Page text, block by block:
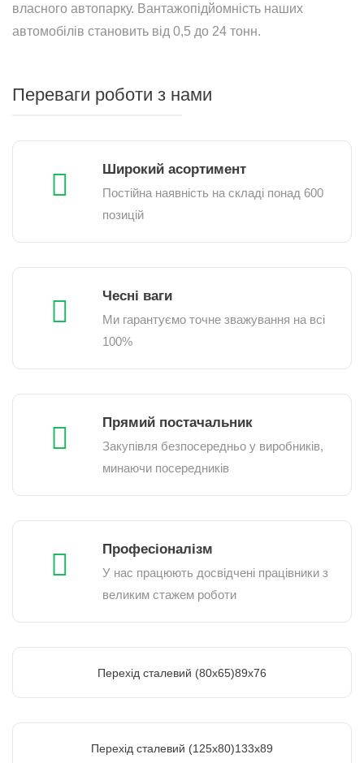
власного автопарку. Вантажопідйомність наших
автомобілів становить від 0,5 до 24 тонн.
Переваги роботи з нами
Широкий асортимент
Постійна наявність на складі понад 600
позицій
Чесні ваги
Ми гарантуємо точне зважування на всі
100%
Прямий постачальник
Закупівля безпосередньо у виробників,
минаючи посередників
Професіоналізм
У нас працюють досвідчені працівники з
великим стажем роботи
Перехід сталевий (80х65)89х76
Перехід сталевий (125х80)133х89